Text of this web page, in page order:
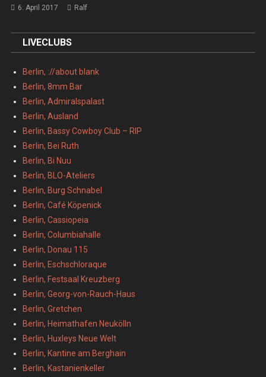
6. April 2017 Ralf
LIVECLUBS
Berlin, ://about blank
Berlin, 8mm Bar
Berlin, Admiralspalast
Berlin, Ausland
Berlin, Bassy Cowboy Club – RIP
Berlin, Bei Ruth
Berlin, Bi Nuu
Berlin, BLO-Ateliers
Berlin, Burg Schnabel
Berlin, Café Köpenick
Berlin, Cassiopeia
Berlin, Columbiahalle
Berlin, Donau 115
Berlin, Eschschloraque
Berlin, Festsaal Kreuzberg
Berlin, Georg-von-Rauch-Haus
Berlin, Gretchen
Berlin, Heimathafen Neukölln
Berlin, Huxleys Neue Welt
Berlin, Kantine am Berghain
Berlin, Kastanienkeller